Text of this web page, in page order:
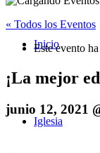
Inicio
Iglesia
« Todos los Eventos
Este evento
¡La mejor
junio 12, 2021